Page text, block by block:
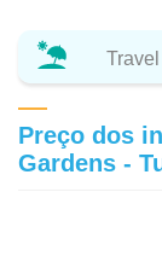
Travel
Preço dos
Gardens -